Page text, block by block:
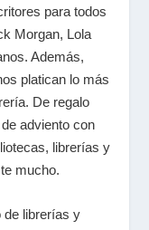
para todos
Morgan, Lola
Además,
platican lo más
De regalo
adviento con
librerías y
mucho.
de librerías y